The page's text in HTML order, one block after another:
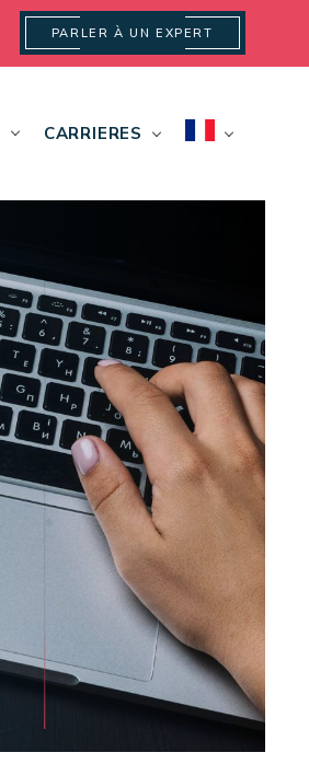
PARLER À UN EXPERT
CARRIERES